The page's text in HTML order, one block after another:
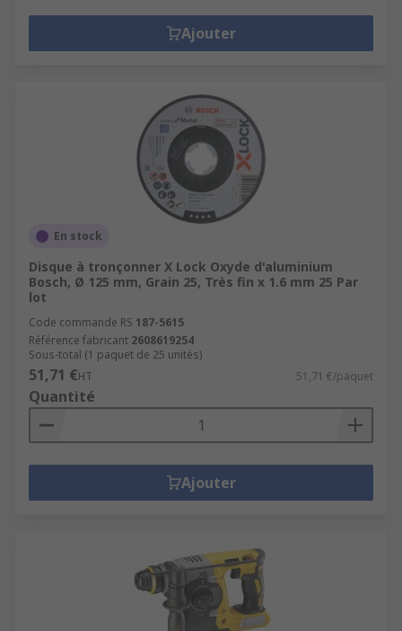
Ajouter
En stock
Disque à tronçonner X Lock Oxyde d'aluminium
Bosch, Ø 125 mm, Grain 25, Très fin x 1.6 mm 25 Par
lot
Code commande RS 187-5615
Référence fabricant 2608619254
Sous-total (1 paquet de 25 unités)
51,71 €HT 51,71 €/paquet
Quantité
Ajouter